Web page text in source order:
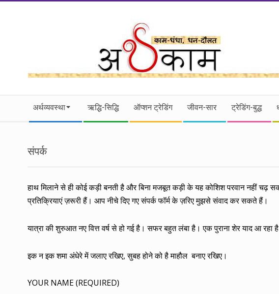
।।
अर्थकाम।।
BE
FINANCIALLY
CLEVER!
Secondary
अर्थव्यवस्था ऋद्धि-सिद्धि ऑप्शन ट्रेडिंग जीवन-सार ट्रेडिंग-बुद्ध
संपर्क
हाथ मिलाने से ही कोई कड़ी बनती है और बिना मजबूत कड़ी के यह कोशिश परवान नहीं
प्रतिक्रियाएं ज़रूरी हैं। आप नीचे दिए गए संपर्क फॉर्म के ज़रिए मुझसे संवाद कर सकते हैं।
यात्रा की शुरुआत नए वित्त वर्ष से हो गई है। सफर बहुत लंबा है। एक पुराना शेर याद आ रहा
इक न इक शमा अंधेरे में जलाए रखिए, सुबह होने को है माहौल बनाए रखिए।
YOUR NAME (REQUIRED)